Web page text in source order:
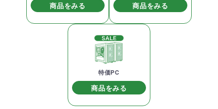
商品をみる 商品をみる
特価PC
商品をみる